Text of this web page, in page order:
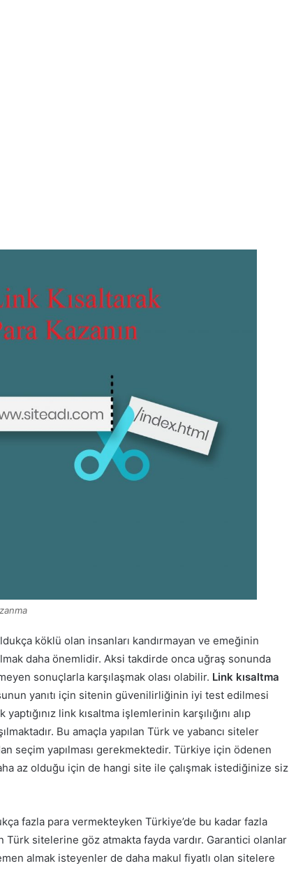
köklü olan insanları kandırmayan ve emeğinin
daha önemlidir. Aksi takdirde onca uğraş sonunda
sonuçlarla karşılaşmak olası olabilir. Link kısaltma
yanıtı için sitenin güvenilirliğinin iyi test edilmesi
link kısaltma işlemlerinin karşılığını alıp
Bu amaçla yapılan Türk ve yabancı siteler
seçim yapılması gerekmektedir. Türkiye için ödenen
az olduğu için de hangi site ile çalışmak istediğinize siz
fazla para vermekteyken Türkiye’de bu kadar fazla
Türk sitelerine göz atmakta fayda vardır. Garantici olanlar
almak isteyenler de daha makul fiyatlı olan sitelere